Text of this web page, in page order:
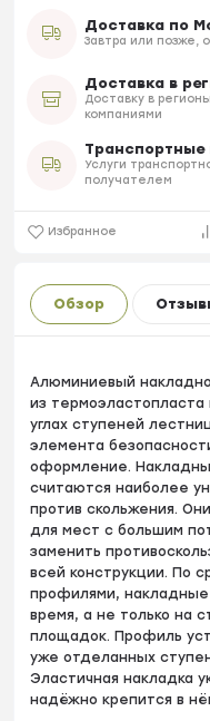
Доставка по
Завтра или позже,
Доставка в
Доставку в
компаниями
Транспортные
Услуги
получателем
Избранное
Обзор
Алюминиевый
из
углах ступеней
элемента
оформление.
считаются наиболее
против скольжения.
для мест с большим
заменить
всей конструкции. По
профилями, накладные
время, а не только на
площадок. Профиль
уже отделанных
Эластичная накладка
надёжно крепится в